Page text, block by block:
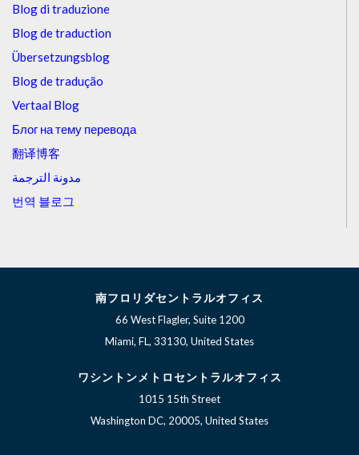
Blog di traduzione
Blog de traduction
Übersetzungsblog
Blog de tradução
Vertaal Blog
Блог на тему перевода
翻译博客
مدونة الترجمة
번역 블로그
南フロリダセントラルオフィス
66 West Flagler, Suite 1200
Miami, FL, 33130, United States
ワシントンメトロセントラルオフィス
1015 15th Street
Washington DC, 20005, United States